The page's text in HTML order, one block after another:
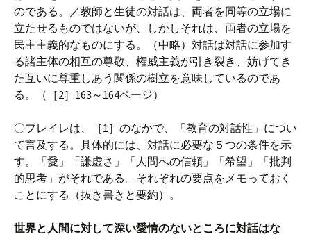
のである。／教師と生徒の対話は、両者を同等の立場に
立たせるものではないが、しかしそれは、両者の立場を
民主主義的なものにする。（中略）対話は対話に参加す
る諸主体の相互の尊敬、権威主義が引き裂き、妨げてき
た互いに尊重しあう関係の樹立を意味しているのであ
る。（［2］163～164ページ）
〇フレイレは、［1］のなかで、「教育の対話性」につい
て言及する。具体的には、対話に必要な５つの条件を示
す。「愛」「謙虚さ」「人間への信頼」「希望」「批判
的思考」がそれである。それぞれの要点をメモっておく
ことにする（抜き書きと要約）。
世界と人間に対して深い愛情のないところに対話はな